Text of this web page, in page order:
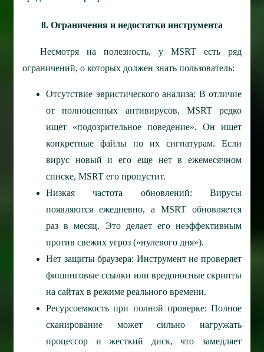
8. Ограничения и недостатки инструмента
Несмотря на полезность, у MSRT есть ряд
ограничений, о которых должен знать пользователь:
Отсутствие эвристического анализа: В отличие
от полноценных антивирусов, MSRT редко
ищет «подозрительное поведение». Он ищет
конкретные файлы по их сигнатурам. Если
вирус новый и его еще нет в ежемесячном
списке, MSRT его пропустит.
Низкая частота обновлений: Вирусы
появляются ежедневно, а MSRT обновляется
раз в месяц. Это делает его неэффективным
против свежих угроз («нулевого дня»).
Нет защиты браузера: Инструмент не проверяет
фишинговые ссылки или вредоносные скрипты
на сайтах в режиме реального времени.
Ресурсоемкость при полной проверке: Полное
сканирование может сильно нагружать
процессор и жесткий диск, что замедляет